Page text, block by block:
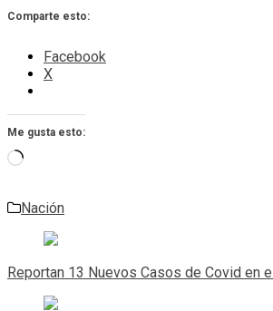
Comparte esto:
Facebook
X
Me gusta esto:
Cargando...
Nación
Navegación
de
entradas
Reportan 13 Nuevos Casos de Covid en